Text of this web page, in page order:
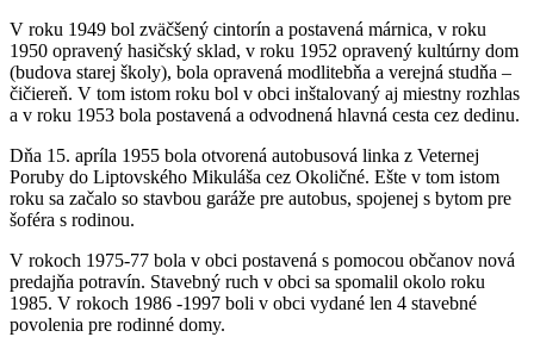
V roku 1949 bol zväčšený cintorín a postavená márnica, v roku
1950 opravený hasičský sklad, v roku 1952 opravený kultúrny dom
(budova starej školy), bola opravená modlitebňa a verejná studňa –
čičiereň. V tom istom roku bol v obci inštalovaný aj miestny rozhlas
a v roku 1953 bola postavená a odvodnená hlavná cesta cez dedinu.
Dňa 15. apríla 1955 bola otvorená autobusová linka z Veternej
Poruby do Liptovského Mikuláša cez Okoličné. Ešte v tom istom
roku sa začalo so stavbou garáže pre autobus, spojenej s bytom pre
šoféra s rodinou.
V rokoch 1975-77 bola v obci postavená s pomocou občanov nová
predajňa potravín. Stavebný ruch v obci sa spomalil okolo roku
1985. V rokoch 1986 -1997 boli v obci vydané len 4 stavebné
povolenia pre rodinné domy.